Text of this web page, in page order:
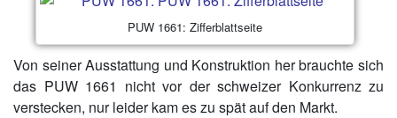
PUW 1661: Zifferblattseite
Von seiner Ausstattung und Konstruktion her brauchte sich
das PUW 1661 nicht vor der schweizer Konkurrenz zu
verstecken, nur leider kam es zu spät auf den Markt.